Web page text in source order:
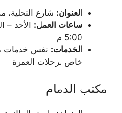
العنوان: شارع التحلية،
ساعات العمل:
5:00 م
الخدمات: نفس خدمات
خاص لرحلات العمرة
مكتب الدمام